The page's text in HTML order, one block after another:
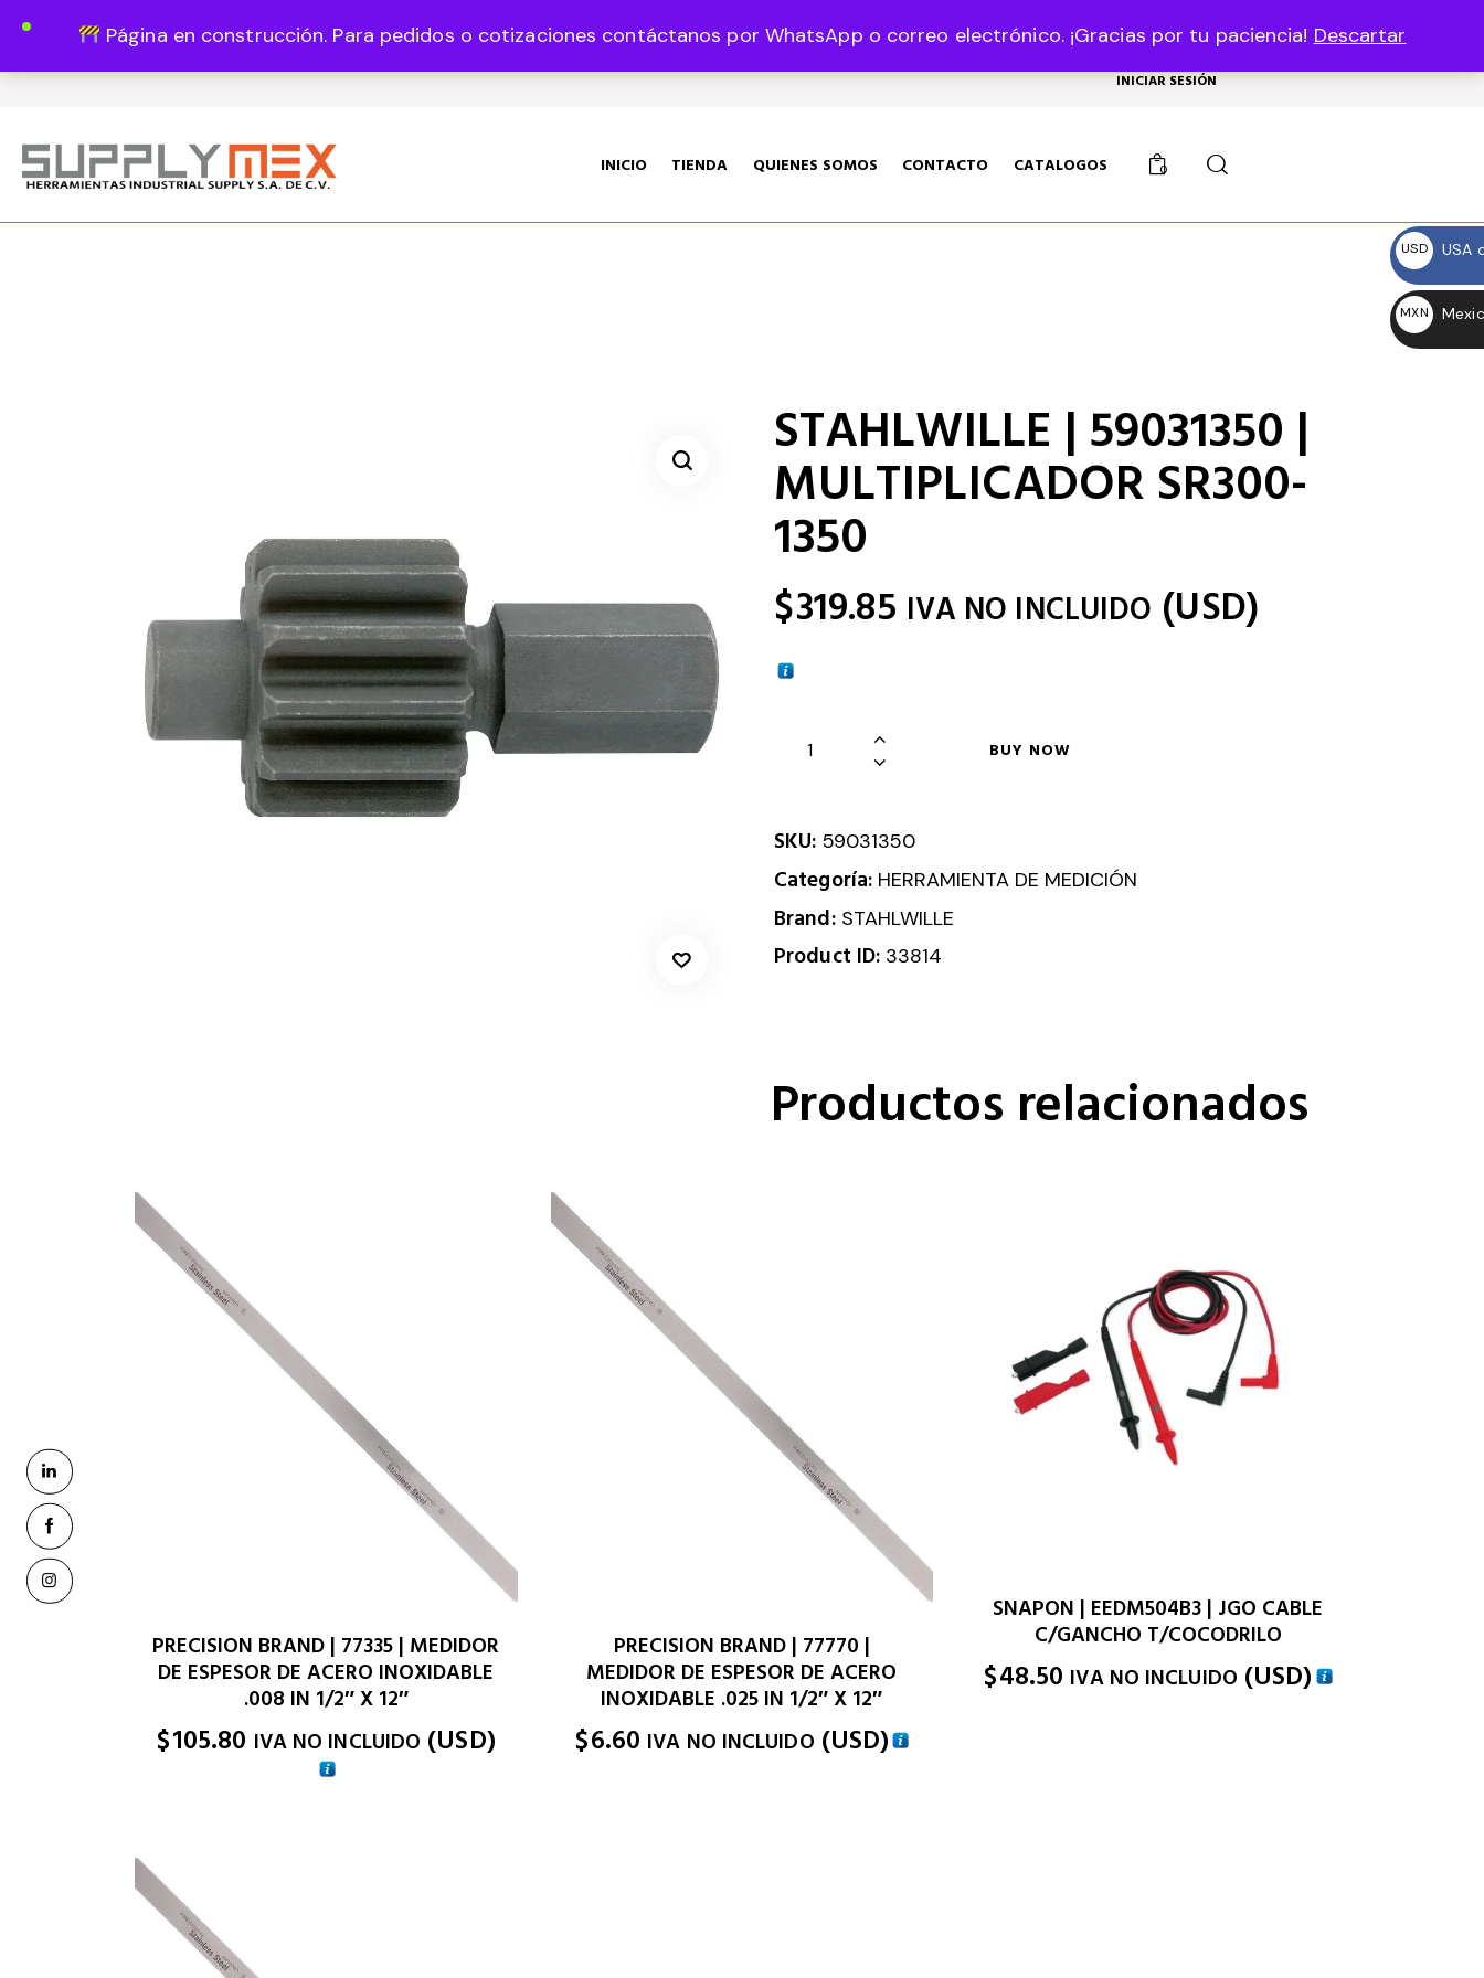
Página en construcción. Para pedidos o cotizaciones contáctanos por WhatsApp o correo electrónico. ¡Gracias por tu paciencia! Descartar
USD, $
INICIAR SESIÓN
INICIO TIENDA QUIENES SOMOS CONTACTO CATALOGOS 0
STAHLWILLE | 59031350 |
MULTIPLICADOR SR300-
1350
$319.85 IVA NO INCLUIDO (USD)
BUY NOW
SKU: 59031350
Categoría: HERRAMIENTA DE MEDICIÓN
Brand: STAHLWILLE
Product ID: 33814
Productos relacionados
PRECISION BRAND | 77335 | MEDIDOR
DE ESPESOR DE ACERO INOXIDABLE
.008 IN 1/2″ X 12″
$105.80 IVA NO INCLUIDO (USD)
PRECISION BRAND | 77770 |
MEDIDOR DE ESPESOR DE ACERO
INOXIDABLE .025 IN 1/2″ X 12″
$6.60 IVA NO INCLUIDO (USD)
SNAPON | EEDM504B3 | JGO CABLE
C/GANCHO T/COCODRILO
$48.50 IVA NO INCLUIDO (USD)
USD
USA
MXN